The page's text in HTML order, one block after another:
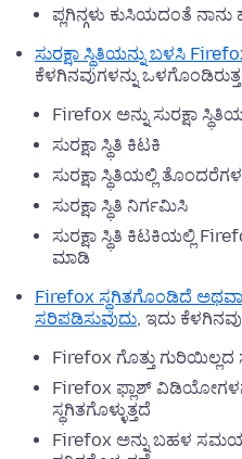
ಪ್ಲಗಿನ್ಗಳು ಕುಸಿಯದಂತೆ
ಸುರಕ್ಷಾ ಸ್ಥಿತಿಯನ್ನು ಬಳಸಿ
ಕೆಳಗಿನವುಗಳನ್ನು
Firefox ಅನ್ನು ಸುರಕ್ಷಾ
ಸುರಕ್ಷಾ ಸ್ಥಿತಿ ಕಿಟಕಿ
ಸುರಕ್ಷಾ ಸ್ಥಿತಿಯಲ್ಲಿ
ಸುರಕ್ಷಾ ಸ್ಥಿತಿ ನಿರ್ಗಮಿಸಿ
ಸುರಕ್ಷಾ ಸ್ಥಿತಿ ಕಿಟಕಿಯಲ್ಲಿ
ಮಾಡಿ
Firefox ಸ್ಥಗಿತಗೊಂಡಿದೆ ಅಥವಾ
ಸರಿಪಡಿಸುವುದು, ಇದು
Firefox ಗೊತ್ತು ಗುರಿಯಿಲ್ಲದ
Firefox ಫ್ಲಾಶ್
ಸ್ಥಗಿತಗೊಳ್ಳುತ್ತದೆ
Firefox ಅನ್ನು ಬಹಳ